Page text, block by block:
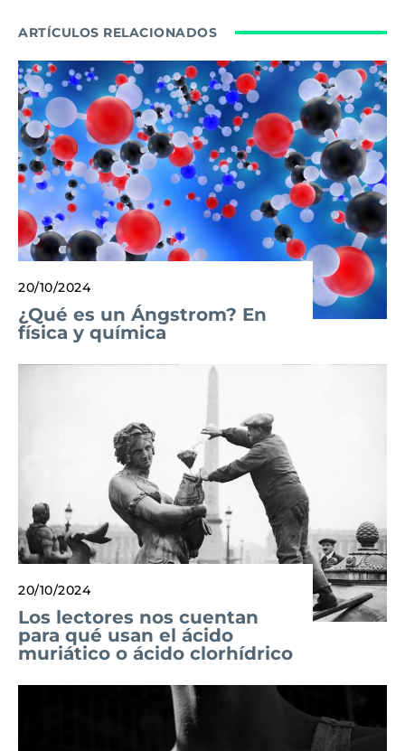
ARTÍCULOS RELACIONADOS
20/10/2024
¿Qué es un Ángstrom? En
física y química
20/10/2024
Los lectores nos cuentan
para qué usan el ácido
muriático o ácido clorhídrico